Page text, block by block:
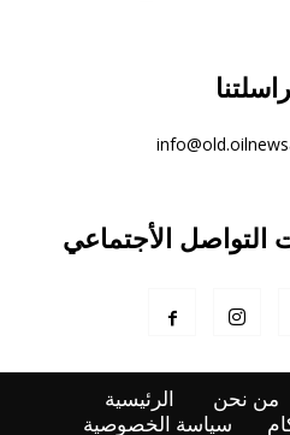
التواصل الأجتماعي
الرئيسية من نحن
سياسة الخصوصية